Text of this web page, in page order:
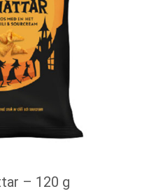
– 120 g